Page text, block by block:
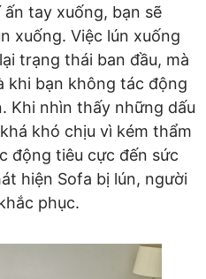
tay xuống, bạn sẽ
xuống. Việc lún xuống
trạng thái ban đầu, mà
khi bạn không tác động
Khi nhìn thấy những dấu
khó chịu vì kém thẩm
động tiêu cực đến sức
hiện Sofa bị lún, người
phục.